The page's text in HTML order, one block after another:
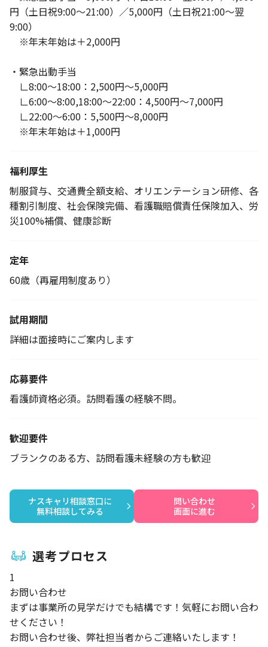
円（土日祝9:00～21:00）／5,000円（土日祝21:00～翌
9:00）
※年末年始は＋2,000円
・緊急出動手当
∟8:00～18:00：2,500円～5,000円
∟6:00～8:00,18:00～22:00：4,500円～7,000円
∟22:00～6:00：5,500円～8,000円
※年末年始は＋1,000円
福利厚生
制服貸与、交通費全額支給、オリエンテーション研修、各
種割引制度、社会保険完備、看護職賠償責任保険加入、労
災100%補償、健康診断
定年
60歳（再雇用制度あり）
試用期間
詳細は面接時にご案内します
応募要件
看護師資格必須。訪問看護の経験不問。
歓迎要件
ブランクのある方、訪問看護未経験の方も歓迎
ナスキャリ相談窓口に
無料相談してみる
問い合わせ
画面に進む
選考プロセス
1
お問い合わせ
まずは事業所の見学だけでも結構です！気軽にお問い合わ
せください！
お問い合わせ後、弊社担当者からご連絡いたします！